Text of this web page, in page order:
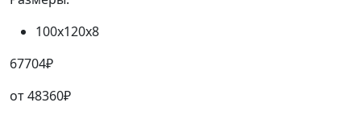
100х120х8
67704₽
от48360₽